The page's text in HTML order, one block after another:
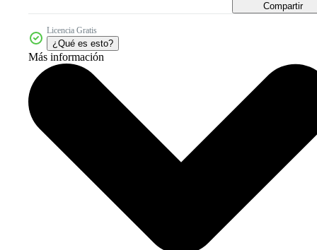
Compartir
Licencia Gratis
¿Qué es esto?
Más información